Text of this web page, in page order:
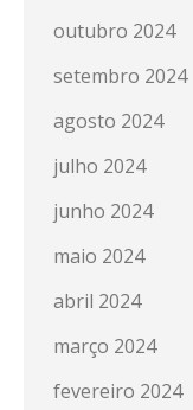
outubro 2024
setembro 2024
agosto 2024
julho 2024
junho 2024
maio 2024
abril 2024
março 2024
fevereiro 2024